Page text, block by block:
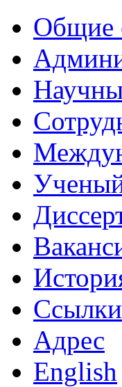
Общие
Ссылки
Адрес
English